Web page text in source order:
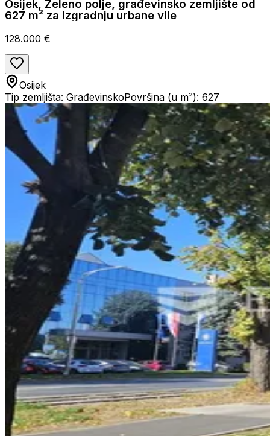
Osijek, Zeleno polje, građevinsko zemljište od
627 m² za izgradnju urbane vile
128.000 €
Osijek
Tip zemljišta: GrađevinskoPovršina (u m²): 627